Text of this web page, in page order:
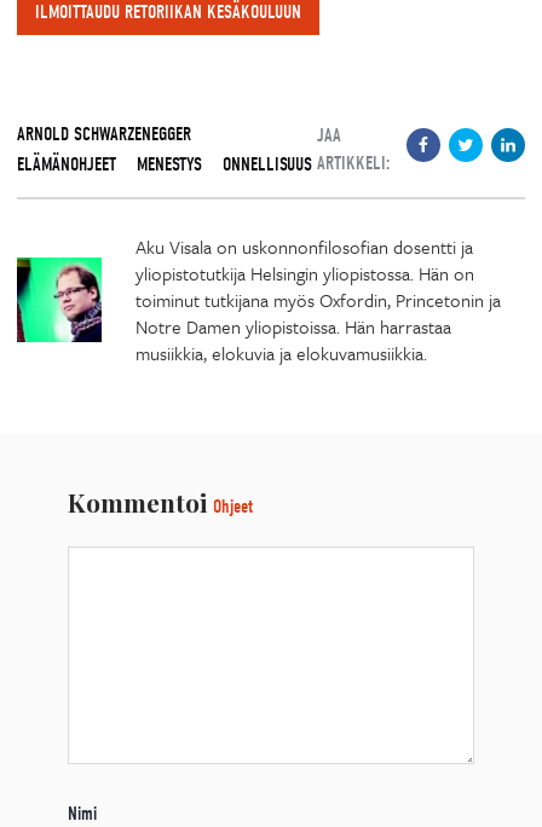
ILMOITTAUDU RETORIIKAN KESÄKOULUUN
ARNOLD SCHWARZENEGGER
ELÄMÄNOHJEET
MENESTYS ONNELLISUUS
JAA
ARTIKKELI:
Aku Visala on uskonnonfilosofian dosentti ja
yliopistotutkija Helsingin yliopistossa. Hän on
toiminut tutkijana myös Oxfordin, Princetonin ja
Notre Damen yliopistoissa. Hän harrastaa
musiikkia, elokuvia ja elokuvamusiikkia.
Kommentoi Ohjeet
Nimi